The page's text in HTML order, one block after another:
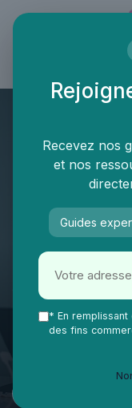
QVT Market
Nouvelle
Recevez nos
et nos
Guides
* En
des fins
Panneau de gestion